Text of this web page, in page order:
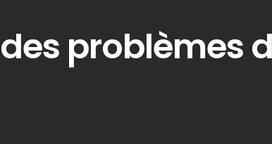
problèmes